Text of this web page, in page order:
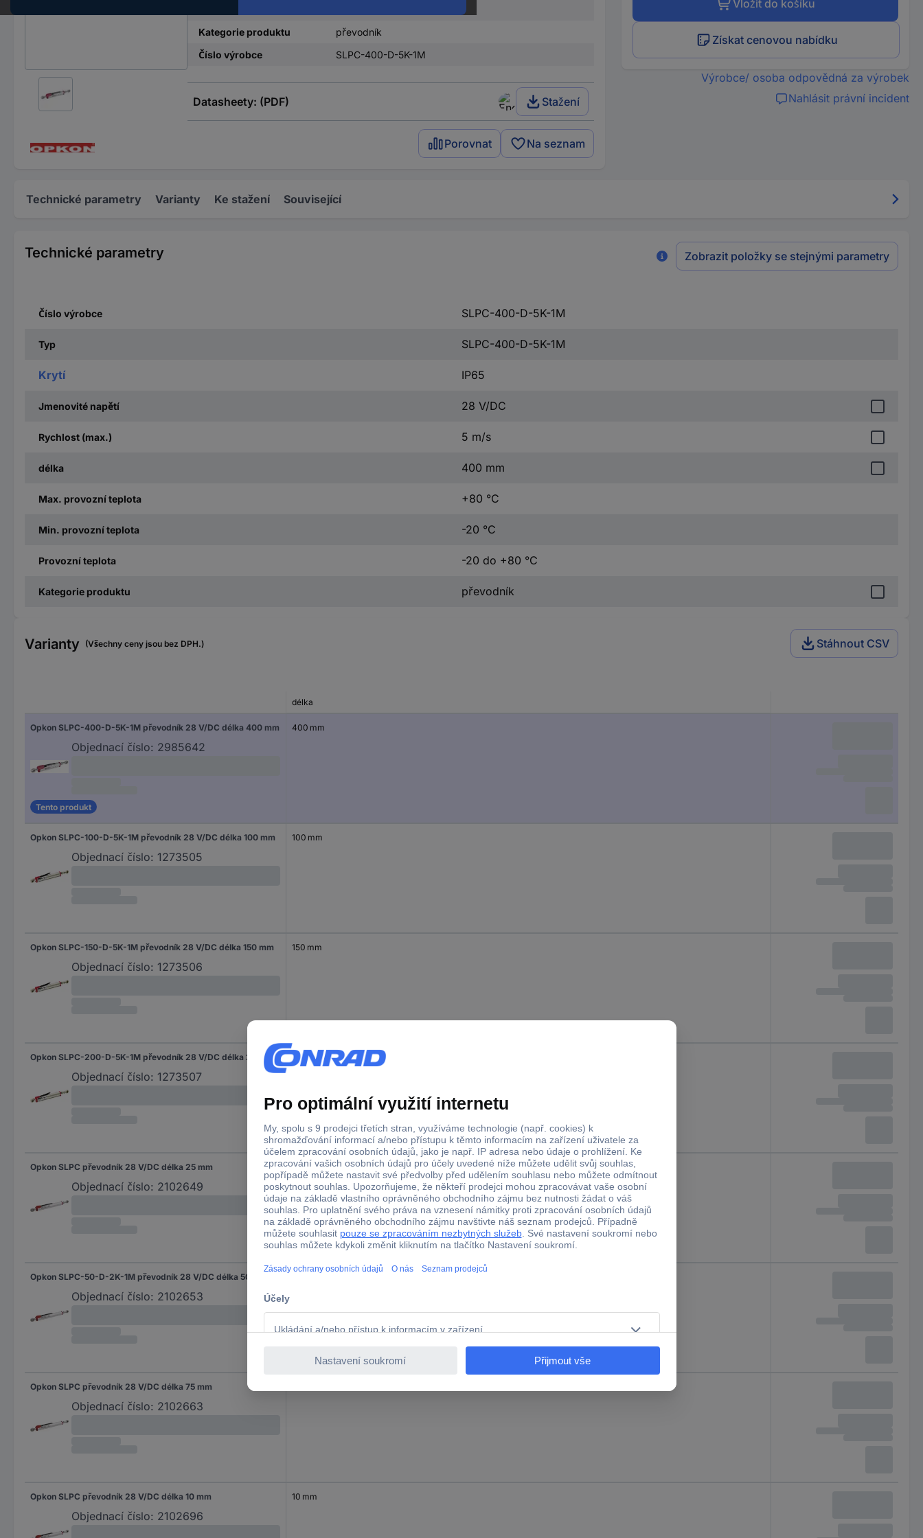
Kategorie produktu
převodník
Číslo výrobce
SLPC-400-D-5K-1M
Datasheety: (PDF) Stažení
Porovnat Na seznam
Vložit do košíku
Získat cenovou nabídku
Výrobce/ osoba odpovědná za výrobek
Nahlásit právní incident
Technické parametry Varianty Ke stažení Související
Technické parametry Zobrazit položky se stejnými parametry
Číslo výrobce SLPC-400-D-5K-1M
Typ SLPC-400-D-5K-1M
Krytí IP65
Jmenovité napětí 28 V/DC
Rychlost (max.) 5 m/s
délka 400 mm
Max. provozní teplota +80 °C
Min. provozní teplota -20 °C
Provozní teplota -20 do +80 °C
Kategorie produktu převodník
Varianty (Všechny ceny jsou bez DPH.) Stáhnout CSV
délka
Opkon SLPC-400-D-5K-1M převodník 28 V/DC délka 400 mm
Objednací číslo: 2985642
Tento produkt
400 mm
Opkon SLPC-100-D-5K-1M převodník 28 V/DC délka 100 mm
Objednací číslo: 1273505
100 mm
Opkon SLPC-150-D-5K-1M převodník 28 V/DC délka 150 mm
Objednací číslo: 1273506
150 mm
Opkon SLPC-200-D-5K-1M převodník 28 V/DC délka 200 mm
Objednací číslo: 1273507
200 mm
Opkon SLPC převodník 28 V/DC délka 25 mm
Objednací číslo: 2102649
25 mm
Opkon SLPC-50-D-2K-1M převodník 28 V/DC délka 50 mm
Objednací číslo: 2102653
Opkon SLPC převodník 28 V/DC délka 75 mm
Objednací číslo: 2102663
Opkon SLPC převodník 28 V/DC délka 10 mm
Objednací číslo: 2102696
10 mm